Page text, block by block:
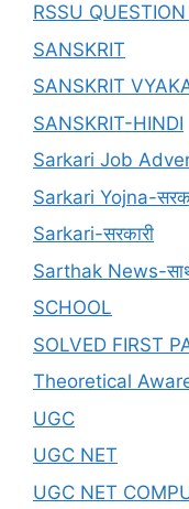
RSSU QUESTION
SANSKRIT
SANSKRIT
SANSKRIT-HINDI
Sarkari Job
Sarkari Yojna-
Sarkari-सरकारी
Sarthak News-
SCHOOL
SOLVED FIRST
Theoretical
UGC
UGC NET
UGC NET